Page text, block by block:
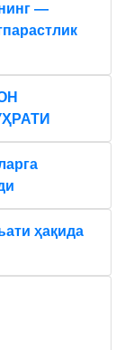
—
ҳақида